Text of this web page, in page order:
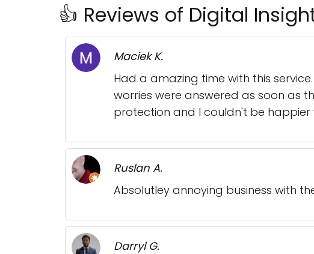
👍 Reviews of Digital
Maciek K.
Had a amazing time with this
worries were answered as soon as
protection and I couldn't be happier
Ruslan A.
Absolutley annoying business with
Darryl G.